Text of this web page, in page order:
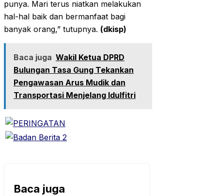
punya. Mari terus niatkan melakukan
hal-hal baik dan bermanfaat bagi
banyak orang,” tutupnya. (dkisp)
Baca juga Wakil Ketua DPRD
Bulungan Tasa Gung Tekankan
Pengawasan Arus Mudik dan
Transportasi Menjelang Idulfitri
Baca juga